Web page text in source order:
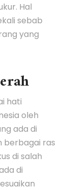
Hal
sebab
yang
hati
oleh
ada di
berbagai ras
di salah
di